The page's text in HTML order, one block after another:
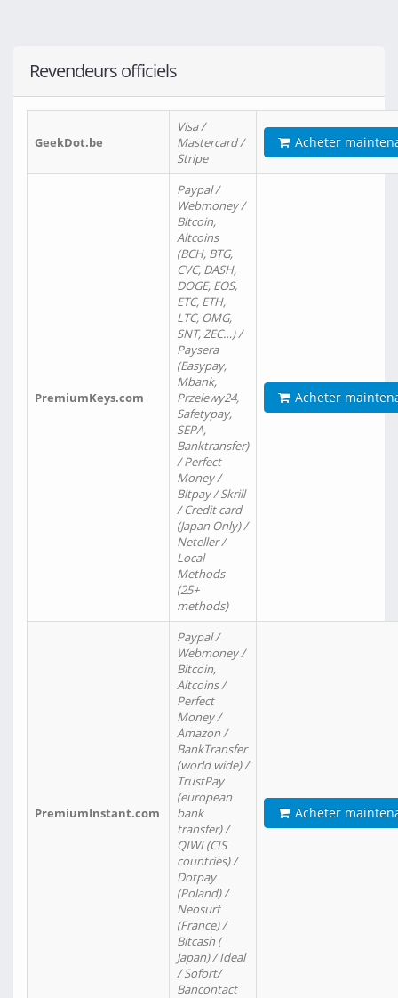
Revendeurs officiels
GeekDot.be
Visa /
Mastercard /
Stripe
Acheter
PremiumKeys.com
Paypal /
Webmoney /
Bitcoin,
Altcoins
(BCH, BTG,
CVC, DASH,
DOGE, EOS,
ETC, ETH,
LTC, OMG,
SNT, ZEC…) /
Paysera
(Easypay,
Mbank,
Przelewy24,
Safetypay,
SEPA,
Banktransfer)
/ Perfect
Money /
Bitpay / Skrill
/ Credit card
(Japan Only) /
Neteller /
Local
Methods
(25+
methods)
Acheter
PremiumInstant.com
Paypal /
Webmoney /
Bitcoin,
Altcoins /
Perfect
Money /
Amazon /
BankTransfer
(world wide) /
TrustPay
(european
bank
transfer) /
QIWI (CIS
countries) /
Dotpay
(Poland) /
Neosurf
(France) /
Bitcash (
Japan) / Ideal
/ Sofort/
Bancontact
Acheter